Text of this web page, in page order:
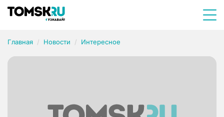
Главная Новости Интересное